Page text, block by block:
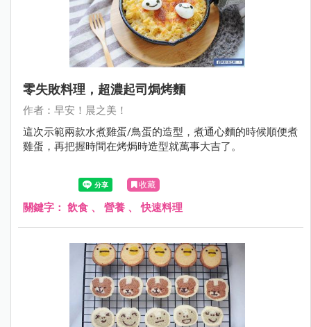
零失敗料理，超濃起司焗烤麵
作者：早安！晨之美！
這次示範兩款水煮雞蛋/鳥蛋的造型，煮通心麵的時候順便煮
雞蛋，再把握時間在烤焗時造型就萬事大吉了。
收藏
關鍵字： 飲食 、 營養 、快速料理